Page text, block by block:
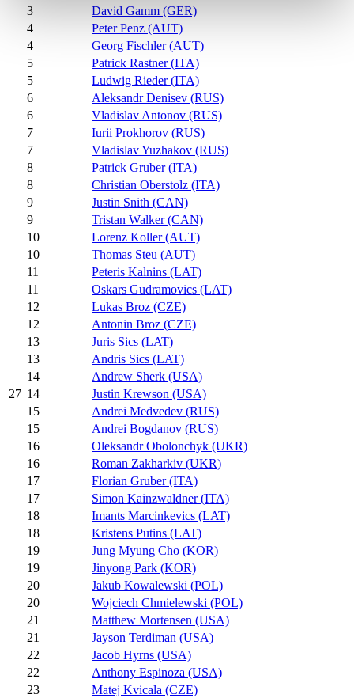
27
3
David Gamm (GER)
4
Peter Penz (AUT)
4
Georg Fischler (AUT)
5
Patrick Rastner (ITA)
5
Ludwig Rieder (ITA)
6
Aleksandr Denisev (RUS)
6
Vladislav Antonov (RUS)
7
Iurii Prokhorov (RUS)
7
Vladislav Yuzhakov (RUS)
8
Patrick Gruber (ITA)
8
Christian Oberstolz (ITA)
9
Justin Snith (CAN)
9
Tristan Walker (CAN)
10
Lorenz Koller (AUT)
10
Thomas Steu (AUT)
11
Peteris Kalnins (LAT)
11
Oskars Gudramovics (LAT)
12
Lukas Broz (CZE)
12
Antonin Broz (CZE)
13
Juris Sics (LAT)
13
Andris Sics (LAT)
14
Andrew Sherk (USA)
14
Justin Krewson (USA)
15
Andrei Medvedev (RUS)
15
Andrei Bogdanov (RUS)
16
Oleksandr Obolonchyk (UKR)
16
Roman Zakharkiv (UKR)
17
Florian Gruber (ITA)
17
Simon Kainzwaldner (ITA)
18
Imants Marcinkevics (LAT)
18
Kristens Putins (LAT)
19
Jung Myung Cho (KOR)
19
Jinyong Park (KOR)
20
Jakub Kowalewski (POL)
20
Wojciech Chmielewski (POL)
21
Matthew Mortensen (USA)
21
Jayson Terdiman (USA)
22
Jacob Hyrns (USA)
22
Anthony Espinoza (USA)
23
Matej Kvicala (CZE)